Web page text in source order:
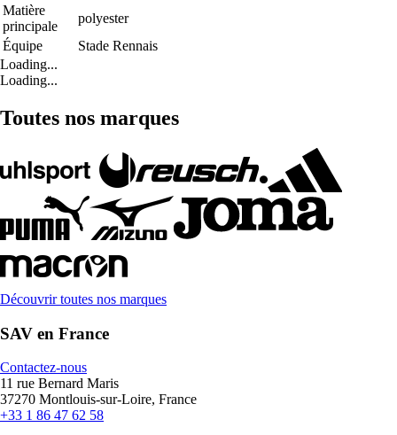
Matière
principale
polyester
Équipe
Stade Rennais
Loading...
Loading...
Toutes nos marques
Découvrir toutes nos marques
SAV en France
Contactez-nous
11 rue Bernard Maris
37270 Montlouis-sur-Loire, France
+33 1 86 47 62 58